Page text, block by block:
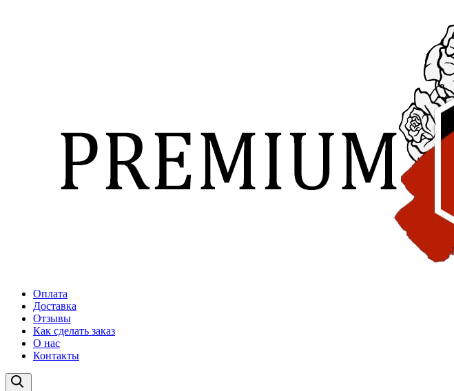
Оплата
Доставка
Отзывы
Как сделать заказ
О нас
Контакты